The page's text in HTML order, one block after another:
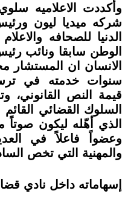
وأكددت الاعلاميه
شركه ميديا ليون
الدنيا للصحافه
الوطن سابقا ونائب
الانسان ان المستشار
سنوات خدمته في
قيمة النص القانوني،
السلوك القضائي القائم
الذي أهّله ليكون صوتاً
وعضواً فاعلاً في
والمهنية التي تخص
إسهاماته داخل نادي